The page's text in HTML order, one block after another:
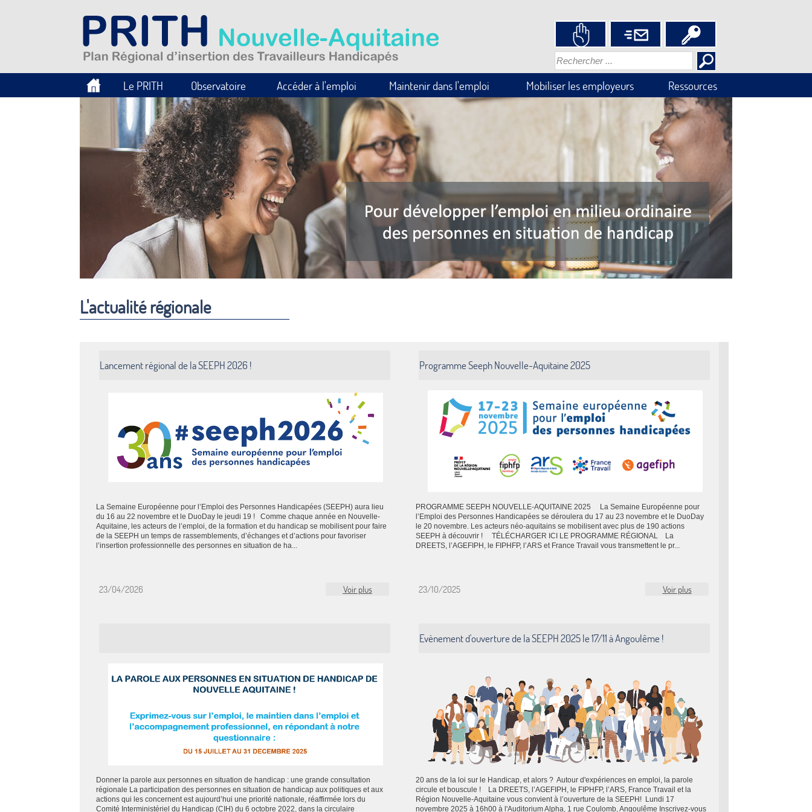
Le PRITH Observatoire Accéder à l'emploi Maintenir dans l'emploi Mobiliser les employeurs Ressources
L'actualité régionale
Lancement régional de la SEEPH 2026 !
La Semaine Européenne pour l’Emploi des Personnes Handicapées (SEEPH) aura lieu
du 16 au 22 novembre et le DuoDay le jeudi 19 ! Comme chaque année en Nouvelle-
Aquitaine, les acteurs de l’emploi, de la formation et du handicap se mobilisent pour faire
de la SEEPH un temps de rassemblements, d’échanges et d’actions pour favoriser
l’insertion professionnelle des personnes en situation de ha...
23/04/2026 Voir plus
Programme Seeph Nouvelle-Aquitaine 2025
PROGRAMME SEEPH NOUVELLE-AQUITAINE 2025 La Semaine Européenne pour
l’Emploi des Personnes Handicapées se déroulera du 17 au 23 novembre et le DuoDay
le 20 novembre. Les acteurs néo-aquitains se mobilisent avec plus de 190 actions
SEEPH à découvrir ! TÉLÉCHARGER ICI LE PROGRAMME RÉGIONAL La
DREETS, l’AGEFIPH, le FIPHFP, l’ARS et France Travail vous transmettent le pr...
23/10/2025 Voir plus
Donner la parole aux personnes en situation de handicap : une grande consultation
régionale La participation des personnes en situation de handicap aux politiques et aux
actions qui les concernent est aujourd’hui une priorité nationale, réaffirmée lors du
Comité Interministériel du Handicap (CIH) du 6 octobre 2022, dans la circulaire
Evènement d'ouverture de la SEEPH 2025 le 17/11 à Angoulême !
20 ans de la loi sur le Handicap, et alors ? Autour d'expériences en emploi, la parole
circule et bouscule ! La DREETS, l’AGEFIPH, le FIPHFP, l’ARS, France Travail et la
Région Nouvelle-Aquitaine vous convient à l’ouverture de la SEEPH! Lundi 17
novembre 2025 à 16h00 à l'Auditorium Alpha, 1 rue Coulomb, Angoulême Inscrivez-vous